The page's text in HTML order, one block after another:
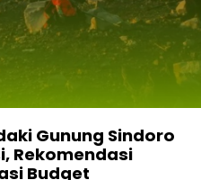
Gunung Sindoro
Rekomendasi
Budget